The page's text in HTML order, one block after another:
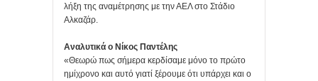
λήξη της αναμέτρησης με την ΑΕΛ στο Στάδιο
Αλκαζάρ.
Αναλυτικά ο Νίκος Παντέλης
«Θεωρώ πως σήμερα κερδίσαμε μόνο το πρώτο
ημίχρονο και αυτό γιατί ξέρουμε ότι υπάρχει και ο